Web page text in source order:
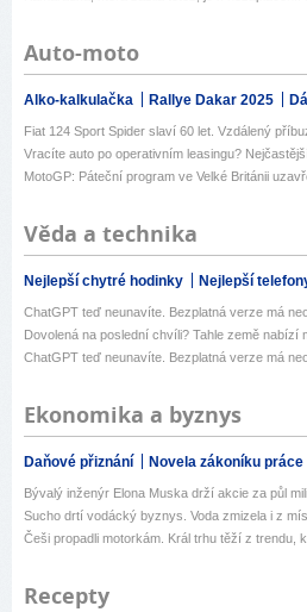
Auto-moto
Alko-kalkulačka Rallye Dakar 2025
Fiat 124 Sport Spider slaví 60 let. Vzdálený
Vracíte auto po operativním leasingu?
MotoGP: Páteční program ve Velké Británii
Věda a technika
Nejlepší chytré hodinky Nejlepší
ChatGPT teď neunavíte. Bezplatná verze má
Dovolená na poslední chvíli? Tahle země nabízí
ChatGPT teď neunavíte. Bezplatná verze má
Ekonomika a byznys
Daňové přiznání Novela zákoníku práce
Bývalý inženýr Elona Muska drží akcie za půl
Sucho drtí vodácký byznys. Voda zmizela i z
Češi propadli motorkám. Král trhu těží z trendu,
Recepty